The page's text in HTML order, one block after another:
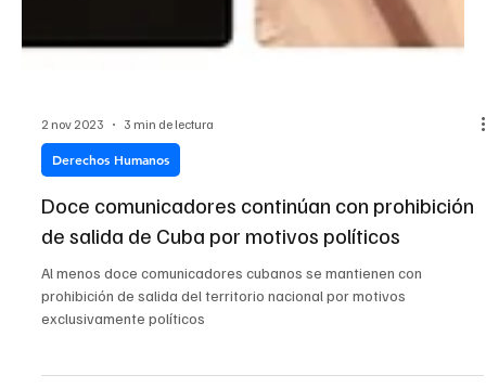
2 nov 2023 3 min de lectura
Derechos Humanos
Doce comunicadores continúan con prohibición
de salida de Cuba por motivos políticos
Al menos doce comunicadores cubanos se mantienen con